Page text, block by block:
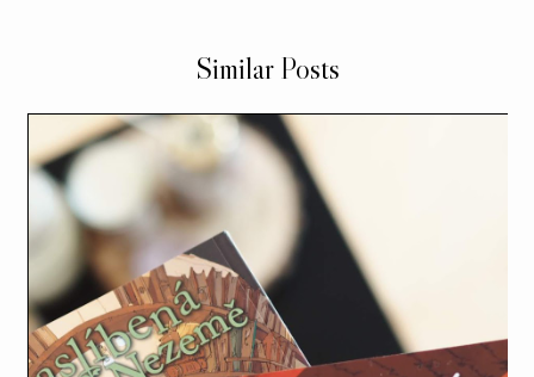
Similar Posts